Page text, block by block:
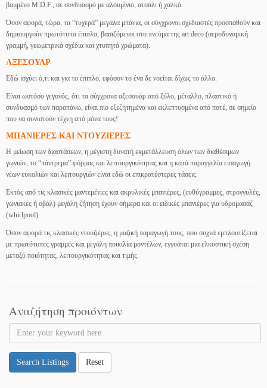
βαμμένο M.D.F., σε συνδυασμό με αλουμίνιο, ατσάλι ή χαλκό.
Όσον αφορά, τώρα, τα “τυχερά” μεγάλα μπάνια, οι σύγχρονοι σχεδιαστές προσπαθούν και
δημιουργούν πρωτότυπα έπιπλα, βασιζόμενοι στο πνεύμα της art deco (αεροδυναμική
γραμμή, γεωμετρικά σχέδια και χτυπητά χρώματα).
ΑΞΕΣΟΥΑΡ
Εδώ ισχύει ό,τι και για το έπιπλο, εφόσον το ένα δε νοείται δίχως το άλλο.
Είναι ωστόσο γεγονός, ότι τα σύγχρονα αξεσουάρ από ξύλο, μέταλλο, πλαστικό ή
συνδυασμό των παραπάνω, είναι πιο εξεζητημένα και εκλεπτυσμένα από ποτέ, σε σημείο
που να συνιστούν τέχνη από μόνα τους!
ΜΠΑΝΙΕΡΕΣ ΚΑΙ ΝΤΟΥΖΙΕΡΕΣ
Η μείωση των διαστάσεων, η μέγιστη δυνατή εκμετάλλευση όλων των διαθέσιμων
γωνιών, το “πάντρεμα” φόρμας και λειτουργικότητας και η κατά παραγγελία εισαγωγή
νέων ευκολιών και λειτουργιών είναι εδώ οι επικρατέστερες τάσεις.
Εκτός από τις κλασικές μαντεμένιες και ακρυλικές μπανιέρες, (ευθύγραμμες, στρογγυλές,
γωνιακές ή οβάλ) μεγάλη ζήτηση έχουν σήμερα και οι ειδικές μπανιέρες για υδρομασάζ
(whirlpool).
Όσον αφορά τις κλασικές ντουζιέρες, η μαζική παραγωγή τους, που συχνά εμπλουτίζεται
με πρωτότυπες γραμμές και μεγάλη ποικιλία μοντέλων, εγγυάται μια ελκυστική σχέση
μεταξύ ποιότητας, λειτουργικότητας και τιμής.
Αναζήτηση προιόντων
Search Listings Reset